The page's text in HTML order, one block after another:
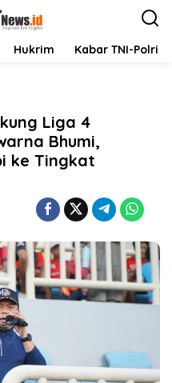
Hukrim Kabar TNI-Polri
Liga 4
Bhumi,
ke Tingkat